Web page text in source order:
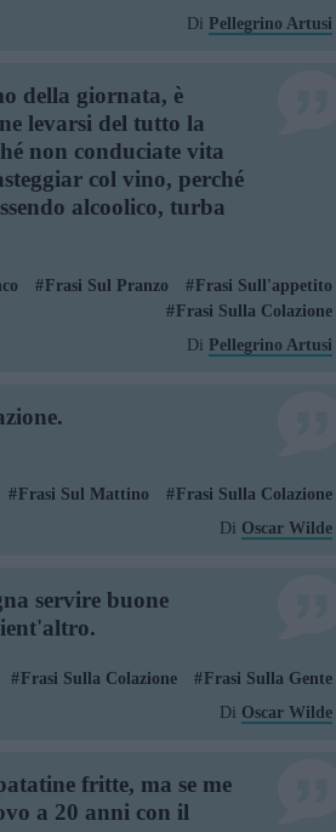
Di Pellegrino Artusi
della giornata, è
levarsi del tutto la
non conduciate vita
col vino, perché
alcoolico, turba
Frasi Sul Pranzo
Frasi Sull'appetito
Frasi Sulla Colazione
Di Pellegrino Artusi
Frasi Sul Mattino
Frasi Sulla Colazione
Di Oscar Wilde
servire buone
Frasi Sulla Colazione
Frasi Sulla Gente
Di Oscar Wilde
fritte, ma se me
a 20 anni con il